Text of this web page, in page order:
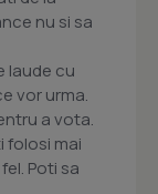
nu si sa
laude cu
vor urma.
a vota.
folosi mai
Poti sa